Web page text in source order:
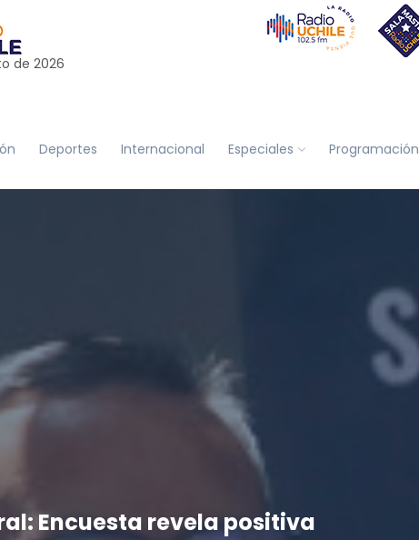
de 2026
Deportes Internacional Especiales Programación
Encuesta revela positiva